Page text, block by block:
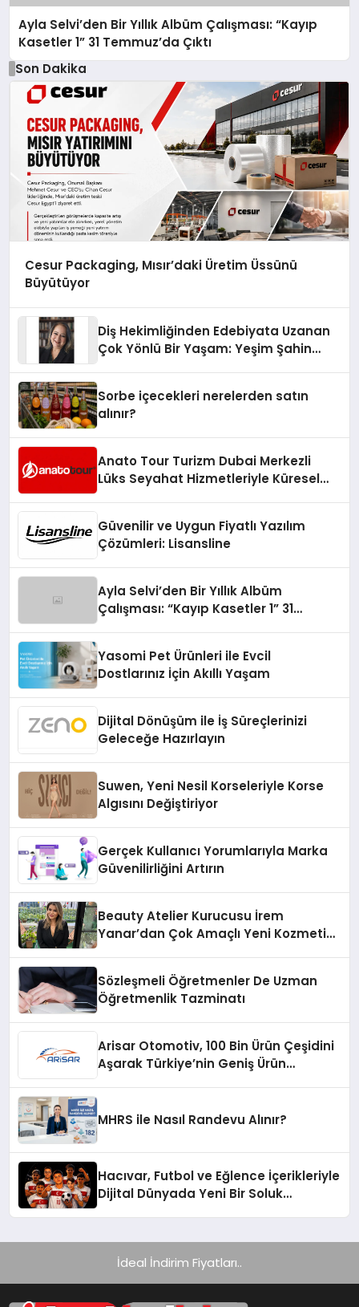
Ayla Selvi’den Bir Yıllık Albüm Çalışması: “Kayıp
Kasetler 1” 31 Temmuz’da Çıktı
Son Dakika
Cesur Packaging, Mısır’daki Üretim Üssünü
Büyütüyor
Diş Hekimliğinden Edebiyata Uzanan
Çok Yönlü Bir Yaşam: Yeşim Şahin
Sorbe içecekleri nerelerden satın
alınır?
Anato Tour Turizm Dubai Merkezli
Lüks Seyahat Hizmetleriyle Küresel
Güvenilir ve Uygun Fiyatlı Yazılım
Çözümleri: Lisansline
Ayla Selvi’den Bir Yıllık Albüm
Çalışması: “Kayıp Kasetler 1” 31
Yasomi Pet Ürünleri ile Evcil
Dostlarınız İçin Akıllı Yaşam
Dijital Dönüşüm ile İş Süreçlerinizi
Geleceğe Hazırlayın
Suwen, Yeni Nesil Korseleriyle Korse
Algısını Değiştiriyor
Gerçek Kullanıcı Yorumlarıyla Marka
Güvenilirliğini Artırın
Beauty Atelier Kurucusu İrem
Yanar’dan Çok Amaçlı Yeni Kozmetik
Sözleşmeli Öğretmenler De Uzman
Öğretmenlik Tazminatı
Arisar Otomotiv, 100 Bin Ürün Çeşidini
Aşarak Türkiye’nin Geniş Ürün
MHRS ile Nasıl Randevu Alınır?
Hacıvar, Futbol ve Eğlence İçerikleriyle
Dijital Dünyada Yeni Bir Soluk
İdeal İndirim Fiyatları..